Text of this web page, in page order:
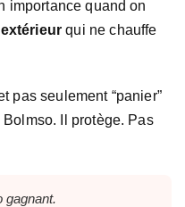
importance quand on
qui ne chauffe
pas seulement “panier”
Il protège. Pas
gagnant.